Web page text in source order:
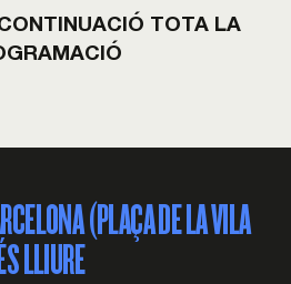
TOTA LA
(PLAÇA DE LA VILA
LLIURE